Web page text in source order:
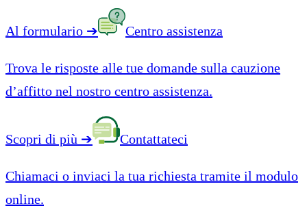
Al formulario ➔ Centro assistenza
Trova le risposte alle tue domande sulla cauzione
d’affitto nel nostro centro assistenza.
Scopri di più ➔ Contattateci
Chiamaci o inviaci la tua richiesta tramite il modulo
online.